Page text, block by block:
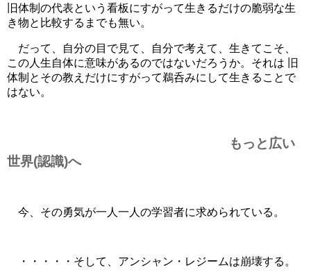
旧体制の代表という看板にすがって生きるだけの脆弱な生
き物と比較するまでも無い。
だって、自分の目で見て、自分で考えて、生きてこそ、
この人生自体に意味があるのではないだろうか。それは 旧
体制とその教えだけにすがって鵜呑みにして生きることで
はない。
もっと広い
世界(認識)へ
今、その勇気が一人一人の学習者に求められている。
・・・・・そして、アンシャン・レジームは崩壊する。